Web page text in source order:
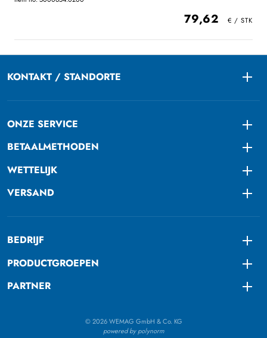
79,62
KONTAKT / STANDORTE
ONZE SERVICE
BETAALMETHODEN
WETTELIJK
VERSAND
BEDRIJF
PRODUCTGROEPEN
PARTNER
© 2026 WEMAG GmbH & Co. KG
powered by polynorm